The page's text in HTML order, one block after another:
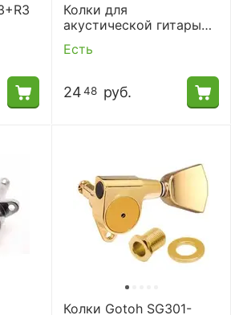
Колки для
акустической гитары
Есть
2448 руб.
Колки Gotoh SG301-